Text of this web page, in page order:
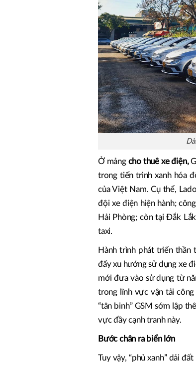
Ở mảngcho thuê xe điện,
trong tiến trình xanh hóa
của Việt Nam. Cụ thể,
đội xe điện hiện hành;
Hải Phòng; còn tại Đắk
taxi.
Hành trình phát triển thần
đẩy xu hướng sử dụng xe
mới đưa vào sử dụng từ
trong lĩnh vực vận tải
“tân binh” GSM sớm lập
vực đầy cạnh tranh này.
Bước chân ra biển lớn
Tuy vậy, “phủ xanh” dải